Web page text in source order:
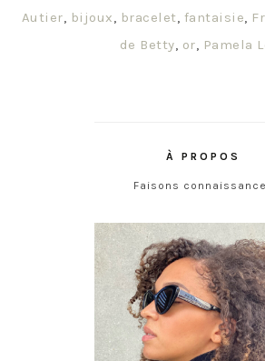
Autier, bijoux, bracelet, fantaisie,
de Betty, or, Pamela
À PROPOS
Faisons